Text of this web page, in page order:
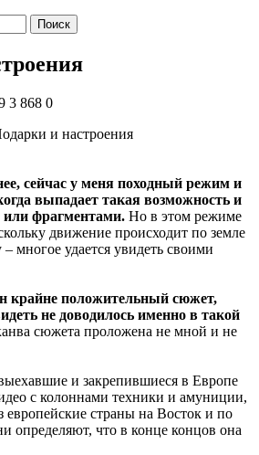
Поиск
3 868 0
сейчас у меня походный режим и
выпадает такая возможность и
фрагментами. Но в этом режиме
движение происходит по земле
многое удается увидеть своими
крайне положительный сюжет,
не доводилось именно в такой
сюжета проложена не мной и не
и закрепившиеся в Европе
с колоннами техники и амуниции,
европейские страны на Восток и по
определяют, что в конце концов она